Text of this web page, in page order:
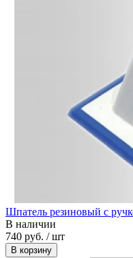
Шпатель резиновый с
В наличии
740 руб. / шт
В корзину